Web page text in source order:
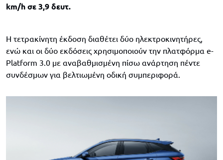
km/h σε 3,9 δευτ.
Η τετρακίνητη έκδοση διαθέτει δύο ηλεκτροκινητήρες,
ενώ και οι δύο εκδόσεις χρησιμοποιούν την πλατφόρμα e-
Platform 3.0 με αναβαθμισμένη πίσω ανάρτηση πέντε
συνδέσμων για βελτιωμένη οδική συμπεριφορά.